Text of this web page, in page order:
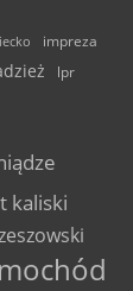
impreza
lpr
kaliski